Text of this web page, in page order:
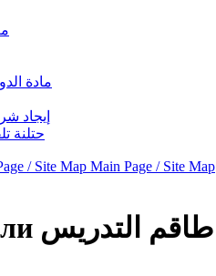
مادة
إيجاد
حتلنة
/ Site Map Main Page / Site Map
طاقم التدريس